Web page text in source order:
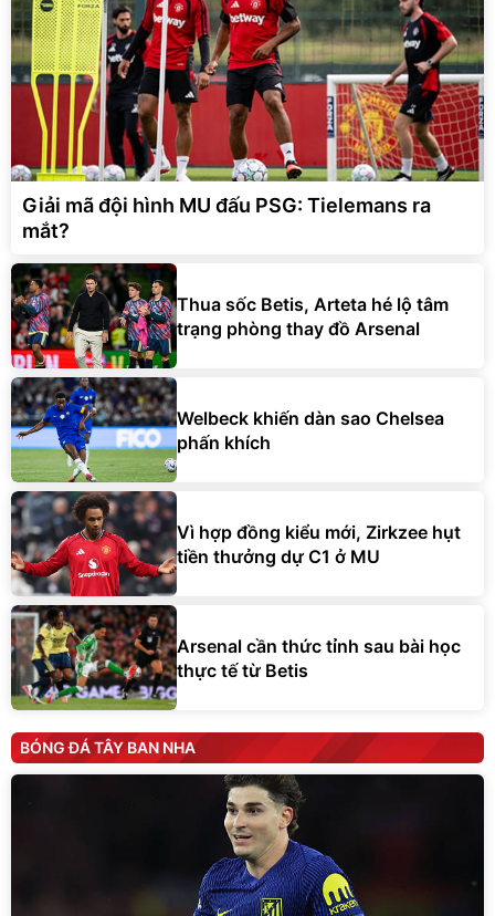
Giải mã đội hình MU đấu PSG: Tielemans ra
mắt?
Thua sốc Betis, Arteta hé lộ tâm
trạng phòng thay đồ Arsenal
Welbeck khiến dàn sao Chelsea
phấn khích
Vì hợp đồng kiểu mới, Zirkzee hụt
tiền thưởng dự C1 ở MU
Arsenal cần thức tỉnh sau bài học
thực tế từ Betis
BÓNG ĐÁ TÂY BAN NHA